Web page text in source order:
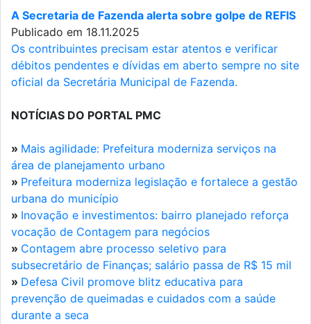
A Secretaria de Fazenda alerta sobre golpe de REFIS
Publicado em 18.11.2025
Os contribuintes precisam estar atentos e verificar
débitos pendentes e dívidas em aberto sempre no site
oficial da Secretária Municipal de Fazenda.
NOTÍCIAS DO PORTAL PMC
» Mais agilidade: Prefeitura moderniza serviços na
área de planejamento urbano
» Prefeitura moderniza legislação e fortalece a gestão
urbana do município
» Inovação e investimentos: bairro planejado reforça
vocação de Contagem para negócios
» Contagem abre processo seletivo para
subsecretário de Finanças; salário passa de R$ 15 mil
» Defesa Civil promove blitz educativa para
prevenção de queimadas e cuidados com a saúde
durante a seca